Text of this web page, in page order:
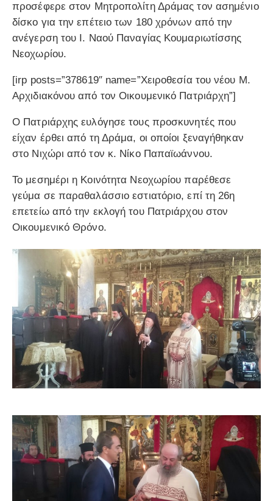
προσέφερε στον Μητροπολίτη Δράμας τον ασημένιο
δίσκο για την επέτειο των 180 χρόνων από την
ανέγερση του Ι. Ναού Παναγίας Κουμαριωτίσσης
Νεοχωρίου.
[irp posts=”378619″ name=”Χειροθεσία του νέου Μ.
Αρχιδιακόνου από τον Οικουμενικό Πατριάρχη”]
Ο Πατριάρχης ευλόγησε τους προσκυνητές που
είχαν έρθει από τη Δράμα, οι οποίοι ξεναγήθηκαν
στο Νιχώρι από τον κ. Νίκο Παπαϊωάννου.
Το μεσημέρι η Κοινότητα Νεοχωρίου παρέθεσε
γεύμα σε παραθαλάσσιο εστιατόριο, επί τη 26η
επετείω από την εκλογή του Πατριάρχου στον
Οικουμενικό Θρόνο.